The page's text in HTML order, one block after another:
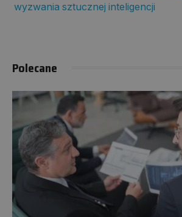
wyzwania sztucznej inteligencji
Polecane